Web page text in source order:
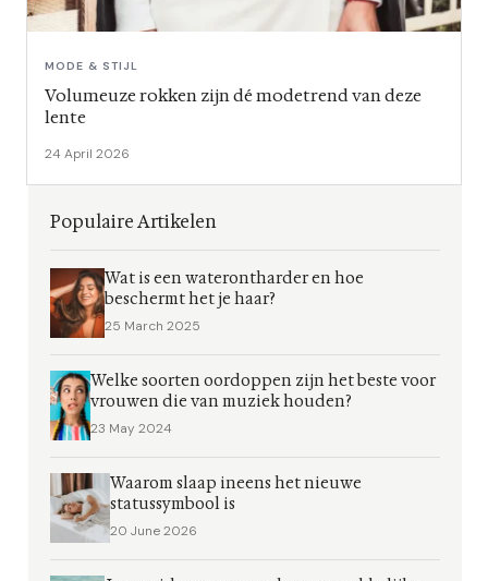
MODE & STIJL
Volumeuze rokken zijn dé modetrend van deze
lente
24 April 2026
Populaire Artikelen
Wat is een waterontharder en hoe
beschermt het je haar?
25 March 2025
Welke soorten oordoppen zijn het beste voor
vrouwen die van muziek houden?
23 May 2024
Waarom slaap ineens het nieuwe
statussymbool is
20 June 2026